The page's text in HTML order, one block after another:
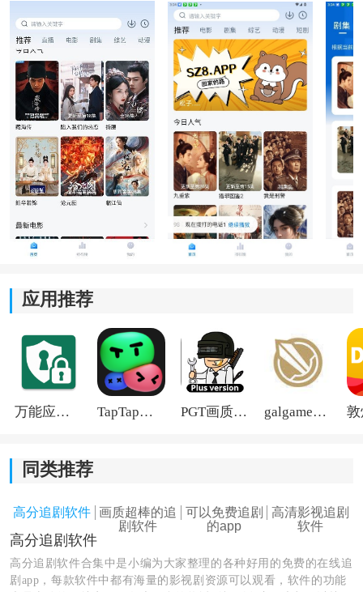
软件功能：
1、海量资源库：
软件收录了电影、电视剧
、综艺、动漫等多种内容，热
门新剧和经典老片都能搜索查看，日常追剧基本够用。
2、离线下载：
喜欢的影片可以提前缓存到本地。
没有网络或者出门在外时，也能继续观看，不容易被网
播放时支持投屏到电视或其他大屏设备。
和家人一起看电影或者追剧时，大屏观看体验会更舒
服。
4、快捷搜索：
省去来回翻分类的时间。
应用推荐
万能应用隐藏 TapTap国际版2026 PGT画质助手旧版 galgame游戏盒子2026
同类推荐
高分追剧软件
画质超棒的追
剧软件
可以免费追剧
的app
高清影视追剧
软件
高分追剧软件
高分追剧软件合集中是小编为大家整理的各种好用的免费的在线追
剧app，每款软件中都有海量的影视剧资源可以观看，软件的功能